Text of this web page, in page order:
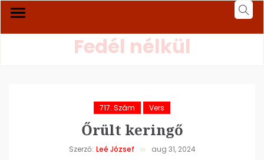
Fedél nélkül
717. Szám Vers
Őrült keringő
Szerző: Leé József aug 31, 2024